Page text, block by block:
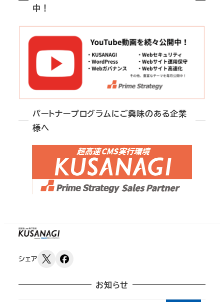
中！
パートナープログラムにご興味のある企業
様へ
シェア
お知らせ